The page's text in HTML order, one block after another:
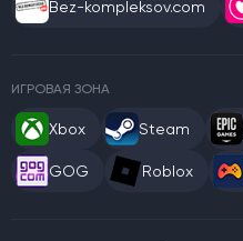
Bez-kompleksov.com
ИГРОВАЯ ЗОНА
Xbox Steam
GOG Roblox